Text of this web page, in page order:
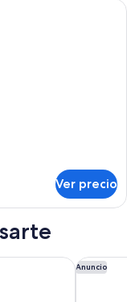
de hotel con dos camas,
Ver precio
Anuncio
Sonesta